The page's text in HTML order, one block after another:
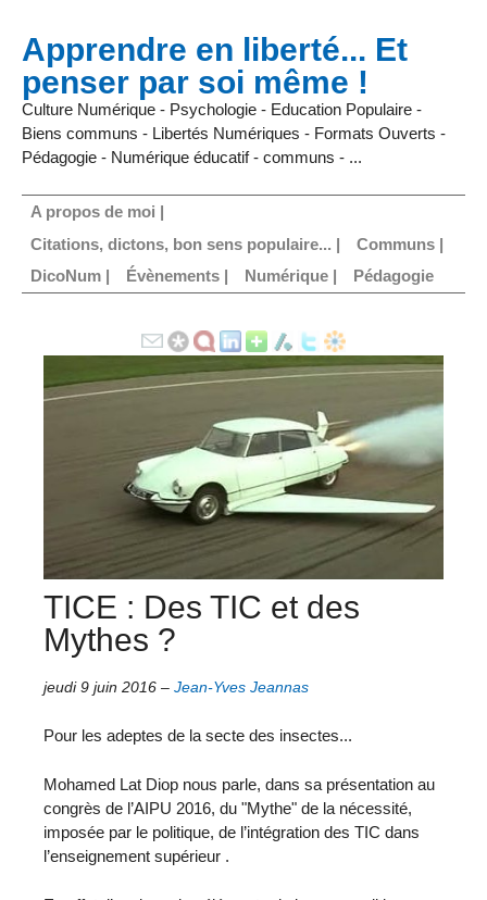
Apprendre en liberté... Et
penser par soi même !
Culture Numérique - Psychologie - Education Populaire -
Biens communs - Libertés Numériques - Formats Ouverts -
Pédagogie - Numérique éducatif - communs - ...
A propos de moi |
Citations, dictons, bon sens populaire... |
Communs |
DicoNum |
Évènements | Numérique | Pédagogie
TICE : Des TIC et des
Mythes ?
jeudi 9 juin 2016 –Jean-Yves Jeannas
Pour les adeptes de la secte des insectes...
Mohamed Lat Diop nous parle, dans sa présentation au
congrès de l’AIPU 2016, du "Mythe" de la nécessité,
imposée par le politique, de l’intégration des TIC dans
l’enseignement supérieur .